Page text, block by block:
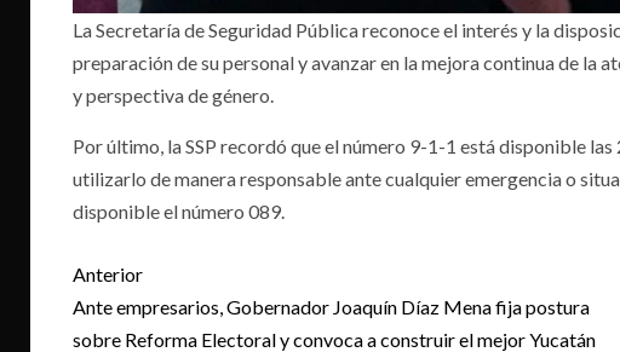
La Secretaría de Seguridad Pública reconoce el interés y la
preparación de su personal y avanzar en la mejora continua de la
y perspectiva de género.
Por último, la SSP recordó que el número 9-1-1 está disponible
utilizarlo de manera responsable ante cualquier emergencia o
disponible el número 089.
Post
navigation
Anterior
Ante empresarios, Gobernador Joaquín Díaz Mena fija postura
sobre Reforma Electoral y convoca a construir el mejor Yucatán